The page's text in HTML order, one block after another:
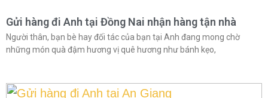
Gửi hàng đi Anh tại Đồng Nai nhận hàng tận nhà
Người thân, bạn bè hay đối tác của bạn tại Anh đang mong chờ
những món quà đậm hương vị quê hương như bánh kẹo,